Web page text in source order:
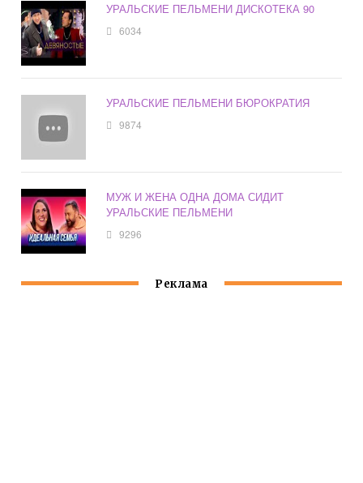
УРАЛЬСКИЕ ПЕЛЬМЕНИ ДИСКОТЕКА 90
6034
УРАЛЬСКИЕ ПЕЛЬМЕНИ БЮРОКРАТИЯ
9874
МУЖ И ЖЕНА ОДНА ДОМА СИДИТ
УРАЛЬСКИЕ ПЕЛЬМЕНИ
9296
Реклама